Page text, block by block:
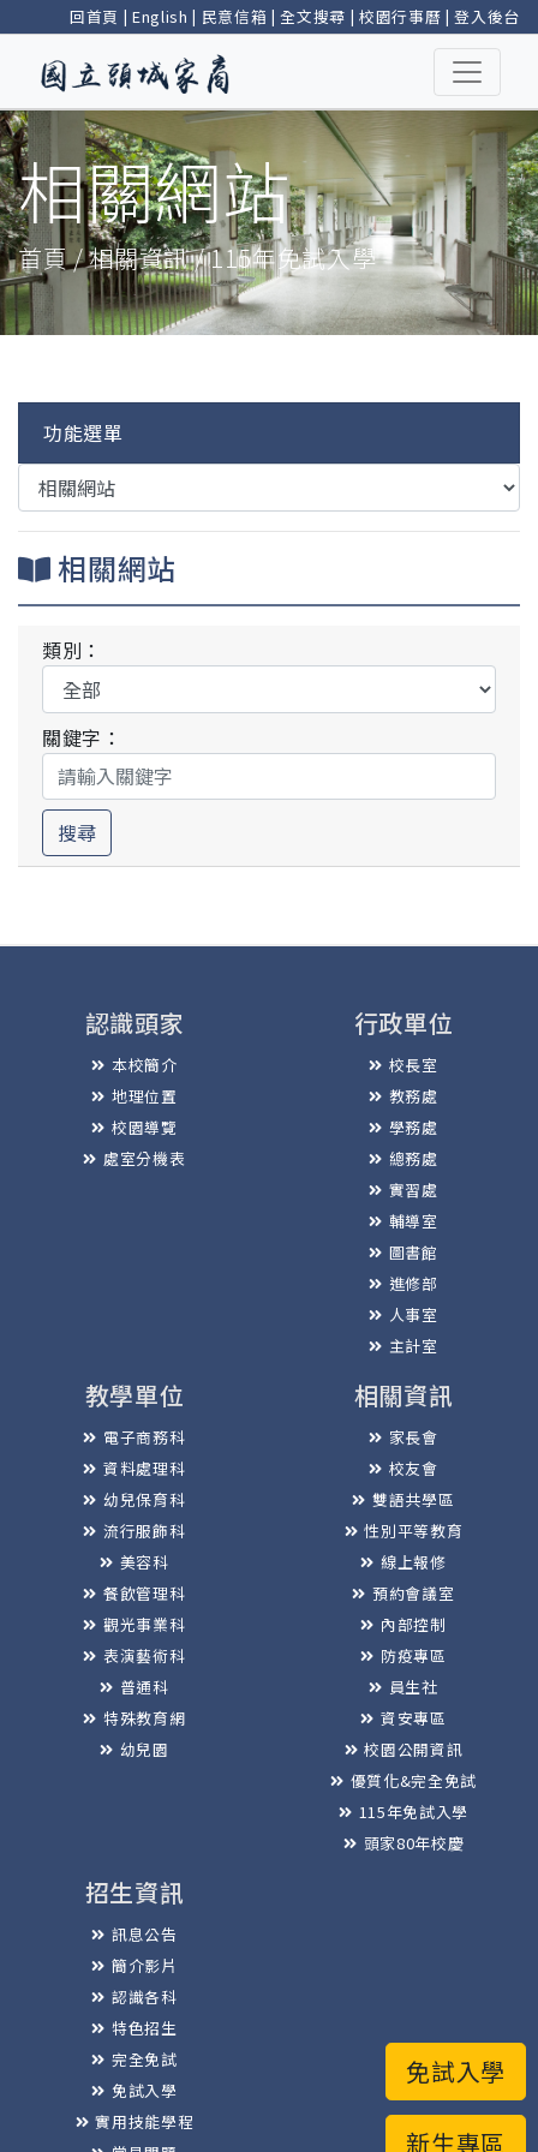
回首頁 | English | 民意信箱 |全文搜尋 | 校園行事曆 |登入後台
相關網站
首頁 / 相關資訊 / 115年免試入學
功能選單
相關網站
類別：
關鍵字：
搜尋
新生專區
免試入學
認識頭家
本校簡介
地理位置
校園導覽
處室分機表
行政單位
校長室
教務處
學務處
總務處
實習處
輔導室
圖書館
進修部
人事室
主計室
教學單位
電子商務科
資料處理科
幼兒保育科
流行服飾科
美容科
餐飲管理科
觀光事業科
表演藝術科
普通科
特殊教育網
幼兒園
相關資訊
家長會
校友會
雙語共學區
性別平等教育
線上報修
預約會議室
內部控制
防疫專區
員生社
資安專區
校園公開資訊
優質化&完全免試
115年免試入學
頭家80年校慶
招生資訊
訊息公告
簡介影片
認識各科
特色招生
完全免試
免試入學
實用技能學程